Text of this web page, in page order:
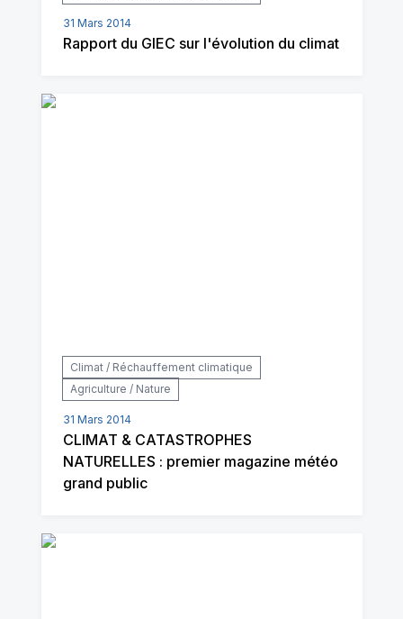
31 Mars 2014
Rapport du GIEC sur l'évolution du climat
Climat / Réchauffement climatique
Agriculture / Nature
31 Mars 2014
CLIMAT & CATASTROPHES
NATURELLES : premier magazine météo
grand public